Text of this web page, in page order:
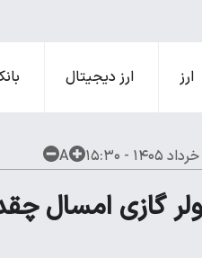
ارز ارز دیجیتال
A
گازی امسال